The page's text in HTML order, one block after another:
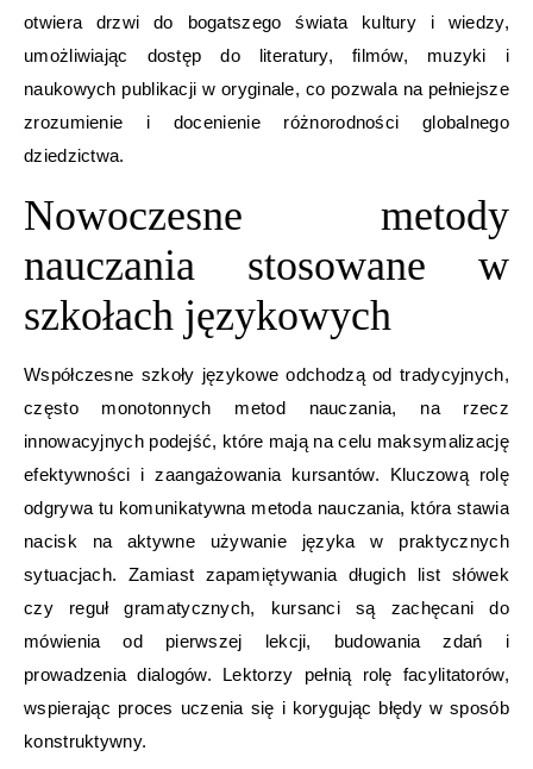
otwiera drzwi do bogatszego świata kultury i wiedzy,
umożliwiając dostęp do literatury, filmów, muzyki i
naukowych publikacji w oryginale, co pozwala na pełniejsze
zrozumienie i docenienie różnorodności globalnego
dziedzictwa.
Nowoczesne metody
nauczania stosowane w
szkołach językowych
Współczesne szkoły językowe odchodzą od tradycyjnych,
często monotonnych metod nauczania, na rzecz
innowacyjnych podejść, które mają na celu maksymalizację
efektywności i zaangażowania kursantów. Kluczową rolę
odgrywa tu komunikatywna metoda nauczania, która stawia
nacisk na aktywne używanie języka w praktycznych
sytuacjach. Zamiast zapamiętywania długich list słówek
czy reguł gramatycznych, kursanci są zachęcani do
mówienia od pierwszej lekcji, budowania zdań i
prowadzenia dialogów. Lektorzy pełnią rolę facylitatorów,
wspierając proces uczenia się i korygując błędy w sposób
konstruktywny.